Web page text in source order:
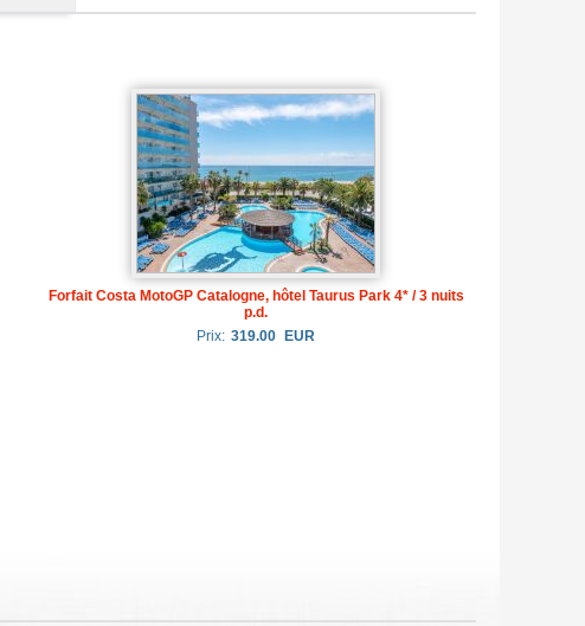
Forfait Costa MotoGP Catalogne, hôtel Taurus Park 4* / 3 nuits
p.d.
Prix: 319.00 EUR